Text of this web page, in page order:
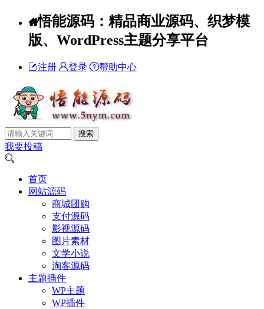
悟能源码：精品商业源码、织梦模
版、WordPress主题分享平台
注册 登录 帮助中心
我要投稿
首页
网站源码
商城团购
支付源码
影视源码
图片素材
文学小说
淘客源码
主题插件
WP主题
WP插件